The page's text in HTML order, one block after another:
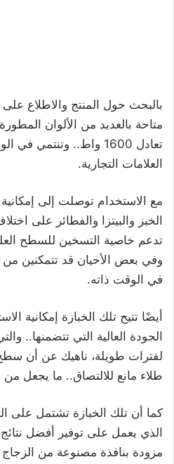
بالبحث حول المنتج والاطلاع
متاحة بالعديد من الألوان
تعادل 1600 واط..
العلامات التجارية.
مع الاستخدام توصلت إلى إمكانية
الخبز والبيتزا والفطائر على
تدعم خاصية التسخين للسطح
وفي بعض الأحيان قد تتمكنين من
في الوقت ذاته.
أيضًا تتيح تلك الخبازة إمكانية
الجودة العالية التي تتضمنها..
لفترات طويلة، ناهيك عن أن
طلاء مانع للالتصاق.. ما يجعل
كما أن تلك الخبازة تشتمل على
الذي يعمل على توفير أفضل
مزودة بنافذة مصنوعة من